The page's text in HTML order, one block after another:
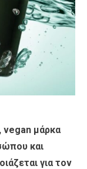
vegan μάρκα
και
για τον